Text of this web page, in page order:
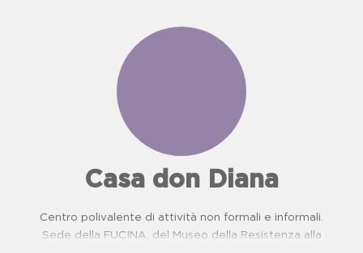
Casa don Diana
Centro polivalente di attività non formali e informali.
Sede della FUCINA, del Museo della Resistenza alla